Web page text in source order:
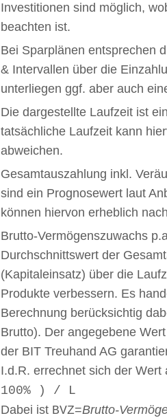
Investitionen sind möglich,
beachten ist.
Bei Sparplänen entsprechen
& Intervallen über die
unterliegen ggf. aber auch
Die dargestellte Laufzeit ist
tatsächliche Laufzeit kann
abweichen.
Gesamtauszahlung inkl.
sind ein Prognosewert laut
können hiervon erheblich
Brutto-Vermögenszuwachs
Durchschnittswert der
(Kapitaleinsatz) über die
Produkte verbessern. Es
Berechnung berücksichtig
Brutto). Der angegebene
der BIT Treuhand AG
I.d.R. errechnet sich der
100% ) / L
Dabei ist BVZ=Brutto-